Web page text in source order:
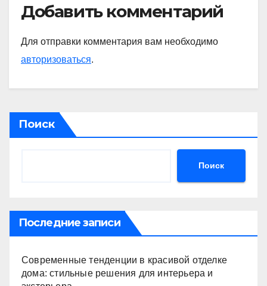
Добавить комментарий
Для отправки комментария вам необходимо
авторизоваться.
Поиск
Поиск
Последние записи
Современные тенденции в красивой отделке
дома: стильные решения для интерьера и